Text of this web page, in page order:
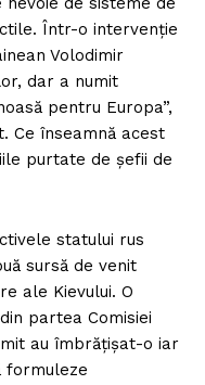
Într-o intervenție
Volodimir
dar a numit
pentru Europa”,
Ce înseamnă acest
purtate de șefii de
statului rus
sursă de venit
ale Kievului. O
partea Comisiei
au îmbrățișat-o iar
formuleze